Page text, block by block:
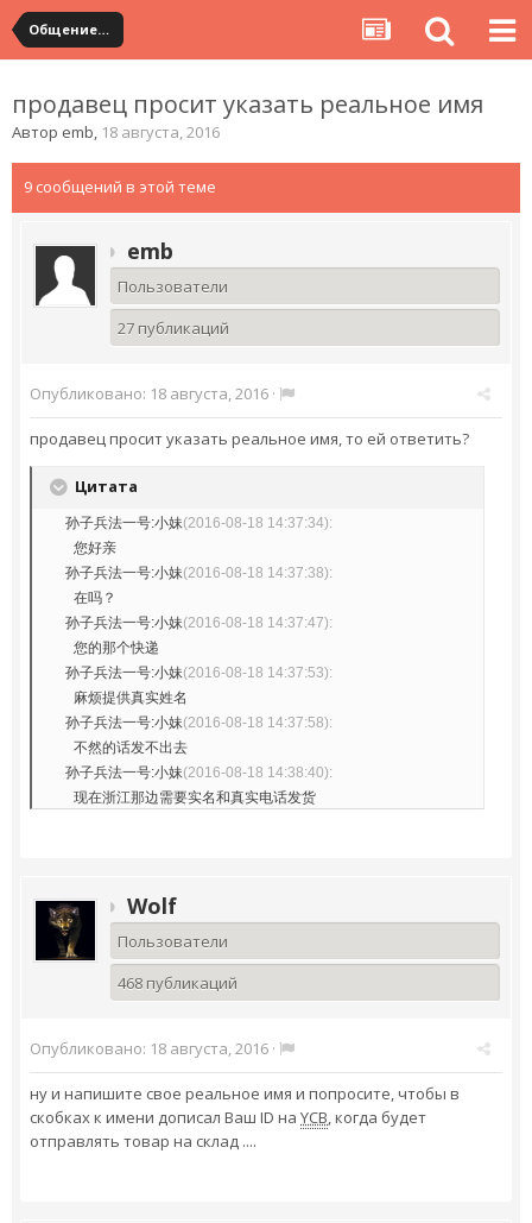
Общение с продавцами. Использование WangWang и TradeManager
продавец просит указать реальное имя
Автор emb, 18 августа, 2016
9 сообщений в этой теме
emb
Пользователи
27 публикаций
Опубликовано: 18 августа, 2016 ·
продавец просит указать реальное имя, то ей ответить?
Цитата
孙子兵法一号:小妹(2016-08-18 14:37:34):
您好亲
孙子兵法一号:小妹(2016-08-18 14:37:38):
在吗？
孙子兵法一号:小妹(2016-08-18 14:37:47):
您的那个快递
孙子兵法一号:小妹(2016-08-18 14:37:53):
麻烦提供真实姓名
孙子兵法一号:小妹(2016-08-18 14:37:58):
不然的话发不出去
孙子兵法一号:小妹(2016-08-18 14:38:40):
现在浙江那边需要实名和真实电话发货
Wolf
Пользователи
468 публикаций
Опубликовано: 18 августа, 2016 ·
ну и напишите свое реальное имя и попросите, чтобы в
скобках к имени дописал Ваш ID на YCB, когда будет
отправлять товар на склад ....